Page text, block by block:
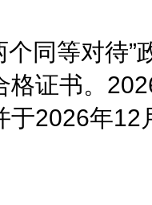
同等对待”
格证书。
于2026年